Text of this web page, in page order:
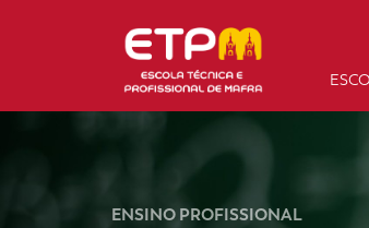
ENSINO PROFISSIONAL